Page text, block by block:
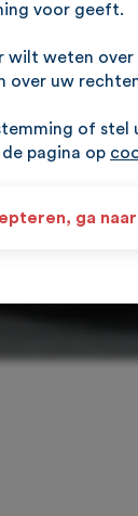
voor geeft.
wilt weten over
over uw
of stel
pagina op
ga